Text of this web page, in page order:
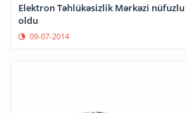
Elektron Təhlükəsizlik Mərkəzi
oldu
09-07-2014